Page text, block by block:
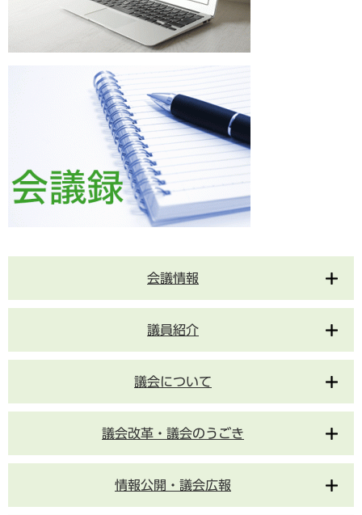
会議情報
議員紹介
議会について
議会改革・議会のうごき
情報公開・議会広報